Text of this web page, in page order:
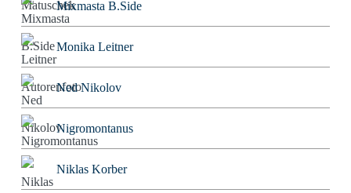
Mixmasta B.Side
Monika Leitner
Ned Nikolov
Nigromontanus
Niklas Korber